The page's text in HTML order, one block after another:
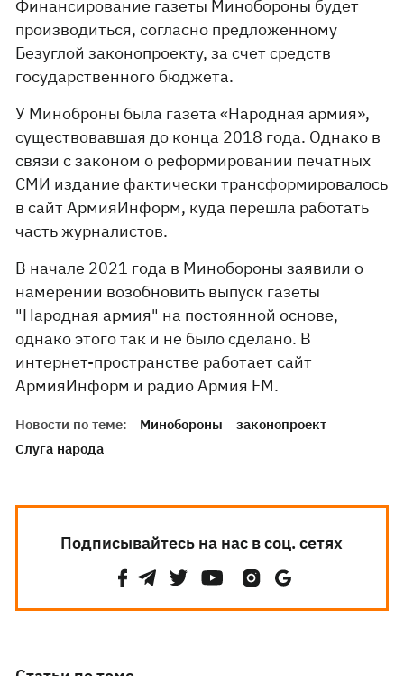
Финансирование газеты Минобороны будет
производиться, согласно предложенному
Безуглой законопроекту, за счет средств
государственного бюджета.
У Миноброны была газета «Народная армия»,
существовавшая до конца 2018 года. Однако в
связи с законом о реформировании печатных
СМИ издание фактически трансформировалось
в сайт АрмияИнформ, куда перешла работать
часть журналистов.
В начале 2021 года в Минобороны заявили о
намерении возобновить выпуск газеты
"Народная армия" на постоянной основе,
однако этого так и не было сделано. В
интернет-пространстве работает сайт
АрмияИнформ и радио Армия FM.
Новости по теме: Минобороны
законопроект
Слуга народа
Подписывайтесь на нас в соц. сетях